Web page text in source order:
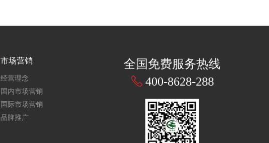
市场营销
经营理念
国内市场营销
国际市场营销
品牌推广
全国免费服务热线
400-8628-288